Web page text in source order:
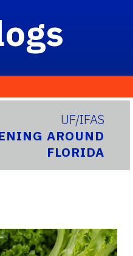
UF/IFAS
AROUND
FLORIDA